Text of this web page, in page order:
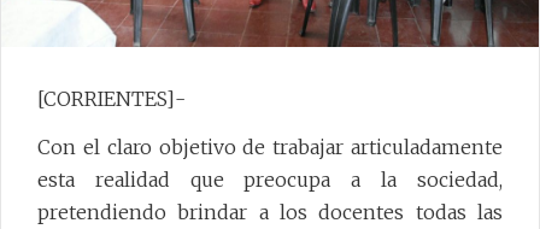
[CORRIENTES]-
Con el claro objetivo de trabajar articuladamente
esta realidad que preocupa a la sociedad,
pretendiendo brindar a los docentes todas las